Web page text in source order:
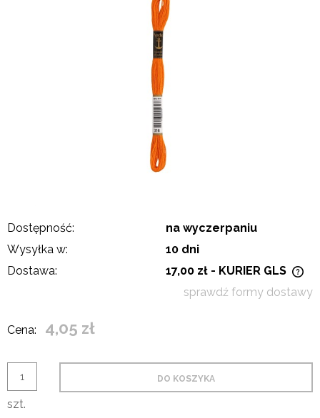
Dostępność:
na wyczerpaniu
Wysyłka w:
10 dni
Dostawa:
17,00 zł - KURIER GLS
sprawdź formy dostawy
Cena: 4,05 zł
szt.
DO KOSZYKA